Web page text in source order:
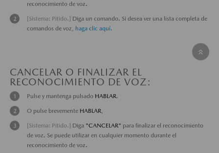
reconocimiento de voz.
[Sistema: Pitido.] Diga un comando. Si desea ver una lista completa de
comandos de voz, haga clic aquí.
CANCELAR O FINALIZAR EL
RECONOCIMIENTO DE VOZ:
Pulse y mantenga pulsado HABLAR.
O pulse brevemente HABLAR,
[Sistema: Pitido.] Diga "CANCELAR" para finalizar el reconocimiento
de voz. Se puede utilizar en cualquier momento durante el
reconocimiento de voz.